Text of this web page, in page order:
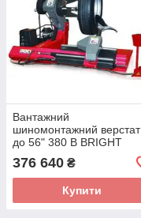
Вантажний
шиномонтажний верстат
до 56" 380 В BRIGHT
LC590D
376 640 ₴
Купити